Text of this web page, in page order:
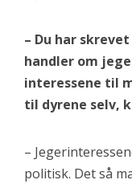
– Du har
handler om
interessene til
til dyrene selv,
–
politisk. Det så